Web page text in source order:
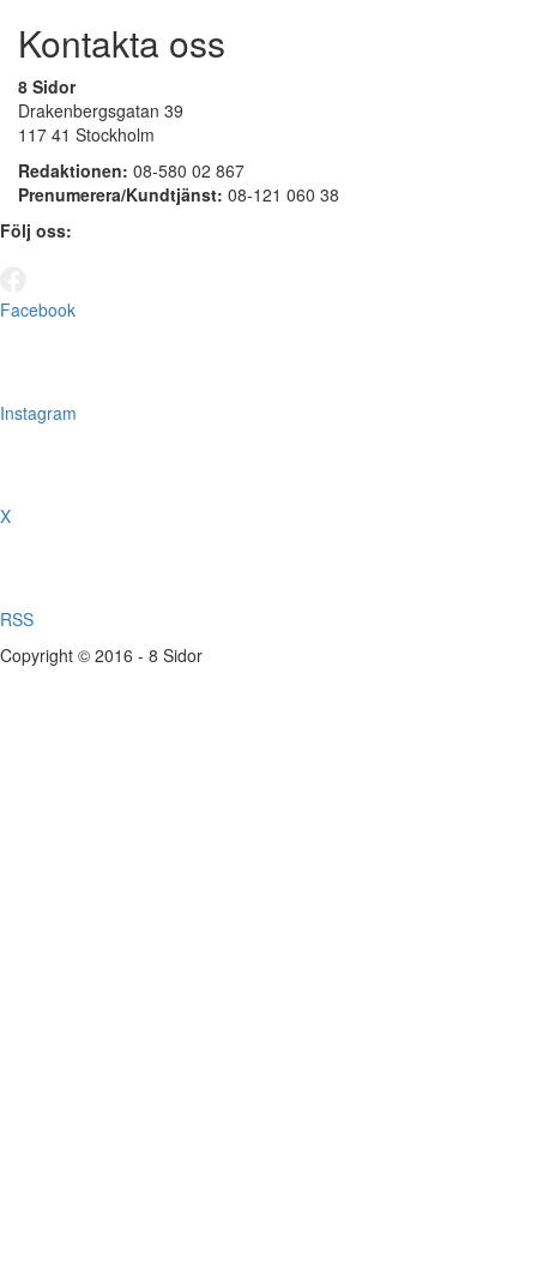
Kontakta oss
8 Sidor
Drakenbergsgatan 39
117 41 Stockholm
Redaktionen: 08-580 02 867
Prenumerera/Kundtjänst: 08-121 060 38
Följ oss:
Facebook
Instagram
X
RSS
Copyright © 2016 - 8 Sidor